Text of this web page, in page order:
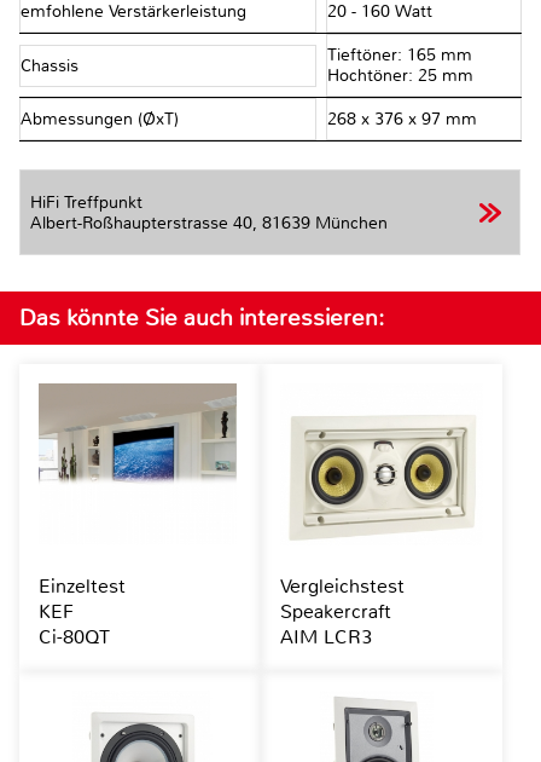
emfohlene Verstärkerleistung 20 - 160 Watt
Chassis
Tieftöner: 165 mm
Hochtöner: 25 mm
Abmessungen (ØxT) 268 x 376 x 97 mm
HiFi Treffpunkt
Albert-Roßhaupterstrasse 40, 81639 München
Das könnte Sie auch interessieren:
Einzeltest
KEF
Ci-80QT
Vergleichstest
Speakercraft
AIM LCR3